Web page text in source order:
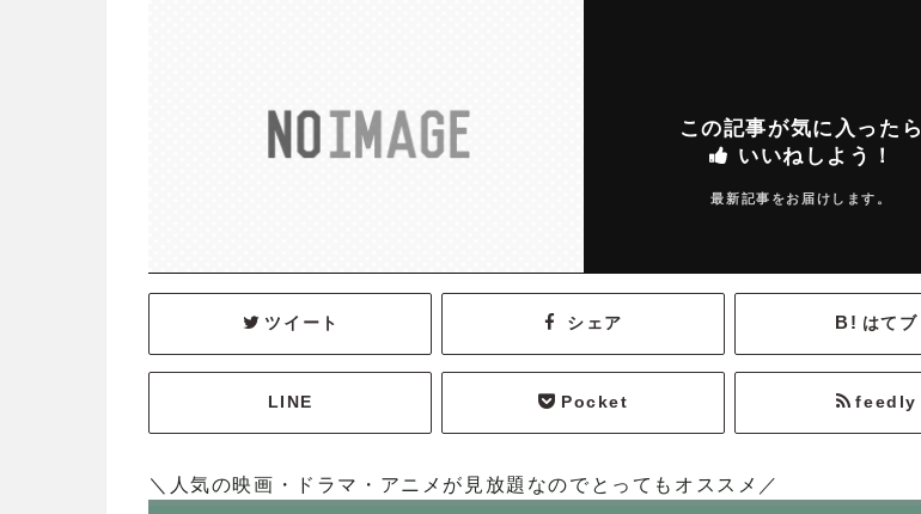
この記事が気に入ったら
いいねしよう！
最新記事をお届けします。
ツイート シェア はてブ
LINE Pocket feedly
＼人気の映画・ドラマ・アニメが見放題なのでとってもオススメ／